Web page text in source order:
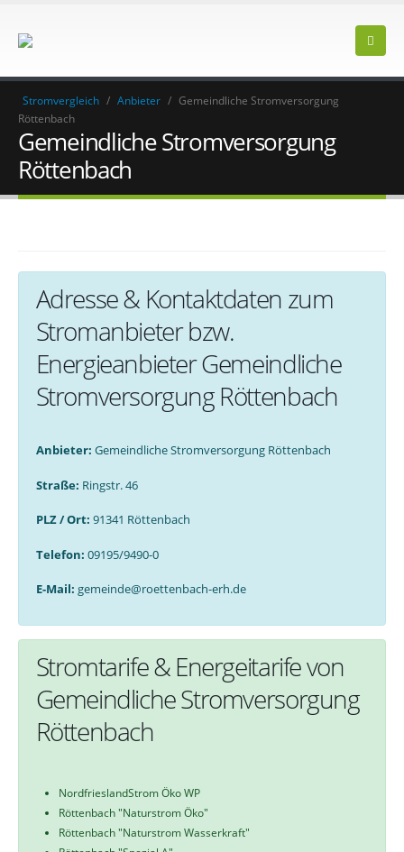
Stromvergleich / Anbieter / Gemeindliche Stromversorgung
Röttenbach
Gemeindliche Stromversorgung
Röttenbach
Adresse & Kontaktdaten zum
Stromanbieter bzw.
Energieanbieter Gemeindliche
Stromversorgung Röttenbach
Anbieter: Gemeindliche Stromversorgung Röttenbach
Straße: Ringstr. 46
PLZ / Ort: 91341 Röttenbach
Telefon: 09195/9490-0
E-Mail: gemeinde@roettenbach-erh.de
Stromtarife & Energeitarife von
Gemeindliche Stromversorgung
Röttenbach
NordfrieslandStrom Öko WP
Röttenbach "Naturstrom Öko"
Röttenbach "Naturstrom Wasserkraft"